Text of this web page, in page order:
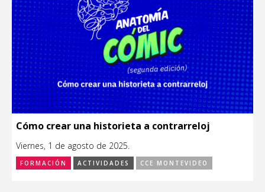
Cómo crear una historieta a contrarreloj
Viernes, 1 de agosto de 2025.
FORMACIÓN ACTIVIDADES CCE MONTEVIDEO